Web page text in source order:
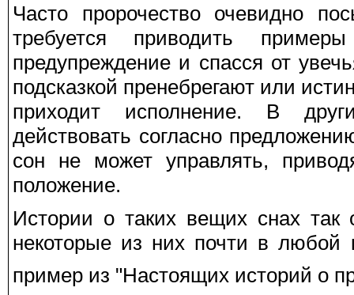
Часто пророчество очевидно
требуется приводить
предупреждение и спасся от
подсказкой пренебрегают или
приходит исполнение. В
действовать согласно
сон не может управлять,
положение.
Истории о таких вещих снах так
некоторые из них почти в
пример из "Настоящих историй о